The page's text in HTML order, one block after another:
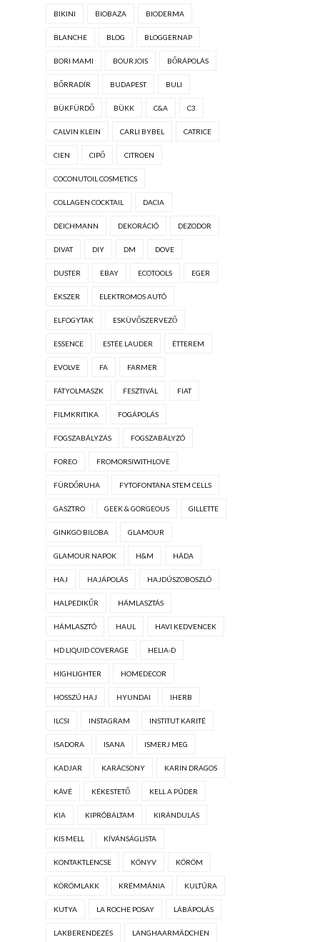
BIKINI BIOBAZA BIODERMA
BLANCHE BLOG BLOGGERNAP
BORI MAMI BOURJOIS BŐRÁPOLÁS
BŐRRADÍR BUDAPEST BULI
BÜKFÜRDŐ BÜKK C&A C3
CALVIN KLEIN CARLI BYBEL CATRICE
CIEN CIPŐ CITROEN
COCONUTOIL COSMETICS
COLLAGEN COCKTAIL DACIA
DEICHMANN DEKORÁCIÓ DEZODOR
DIVAT DIY DM DOVE
DUSTER EBAY ECOTOOLS EGER
ÉKSZER ELEKTROMOS AUTÓ
ELFOGYTAK ESKÜVŐSZERVEZŐ
ESSENCE ESTÉE LAUDER ÉTTEREM
EVOLVE FA FARMER
FÁTYOLMASZK FESZTIVÁL FIAT
FILMKRITIKA FOGÁPOLÁS
FOGSZABÁLYZÁS FOGSZABÁLYZÓ
FOREO FROMORSIWITHLOVE
FÜRDŐRUHA FYTOFONTANA STEM CELLS
GASZTRO GEEK & GORGEOUS GILLETTE
GINKGO BILOBA GLAMOUR
GLAMOUR NAPOK H&M HÁDA
HAJ HAJÁPOLÁS HAJDÚSZOBOSZLÓ
HALPEDIKŰR HÁMLASZTÁS
HÁMLASZTÓ HAUL HAVI KEDVENCEK
HD LIQUID COVERAGE HELIA-D
HIGHLIGHTER HOMEDECOR
HOSSZÚ HAJ HYUNDAI IHERB
ILCSI INSTAGRAM INSTITUT KARITÉ
ISADORA ISANA ISMERJ MEG
KADJAR KARÁCSONY KARIN DRAGOS
KÁVÉ KÉKESTETŐ KELL A PÚDER
KIA KIPRÓBÁLTAM KIRÁNDULÁS
KIS MELL KÍVÁNSÁGLISTA
KONTAKTLENCSE KÖNYV KÖRÖM
KÖRÖMLAKK KRÉMMÁNIA KULTÚRA
KUTYA LA ROCHE POSAY LÁBÁPOLÁS
LAKBERENDEZÉS LANGHAARMÄDCHEN